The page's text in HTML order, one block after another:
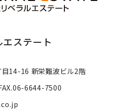
ステート
14-16 新栄難波ビル2階
6644-7500